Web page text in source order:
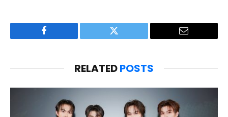
Facebook Twitter Email
RELATEDPOSTS